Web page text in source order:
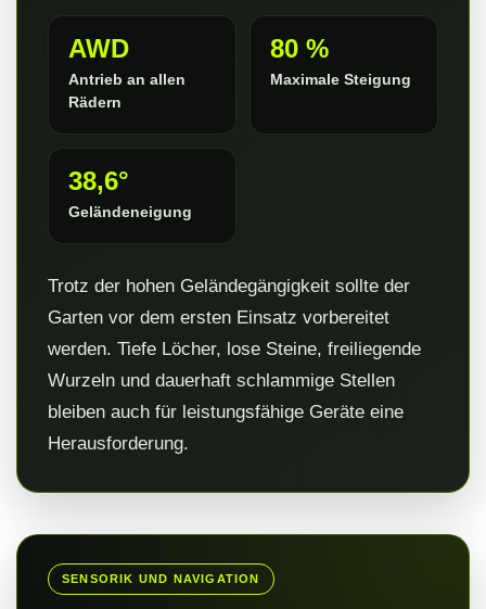
AWD
Antrieb an allen
Rädern
80 %
Maximale Steigung
38,6°
Geländeneigung
Trotz der hohen Geländegängigkeit sollte der
Garten vor dem ersten Einsatz vorbereitet
werden. Tiefe Löcher, lose Steine, freiliegende
Wurzeln und dauerhaft schlammige Stellen
bleiben auch für leistungsfähige Geräte eine
Herausforderung.
SENSORIK UND NAVIGATION